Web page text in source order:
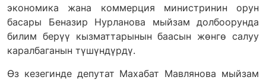
экономика жана коммерция министринин орун
басары Беназир Нурланова мыйзам долбоорунда
билим берүү кызматтарынын баасын жөнгө салуу
каралбаганын түшүндүрдү.
Өз кезегинде депутат Махабат Мавлянова мыйзам